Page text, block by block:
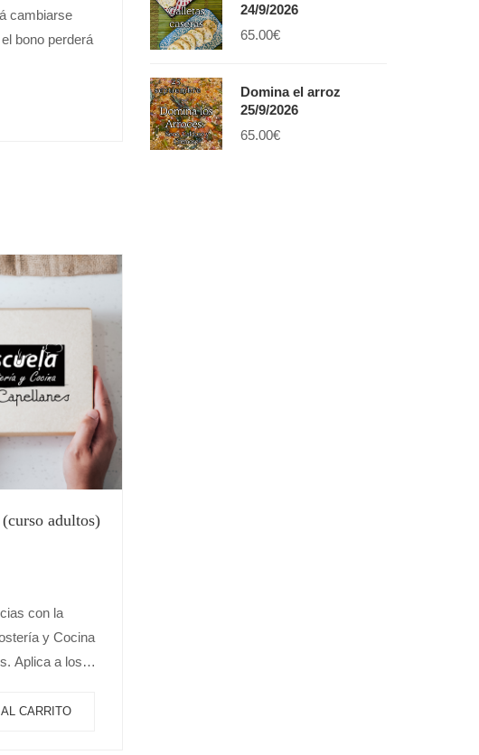
cambiarse
bono perderá
adultos)
con la
y Cocina
Aplica a los
formato
CARRITO
24/9/2026
65.00€
Domina el arroz
25/9/2026
65.00€